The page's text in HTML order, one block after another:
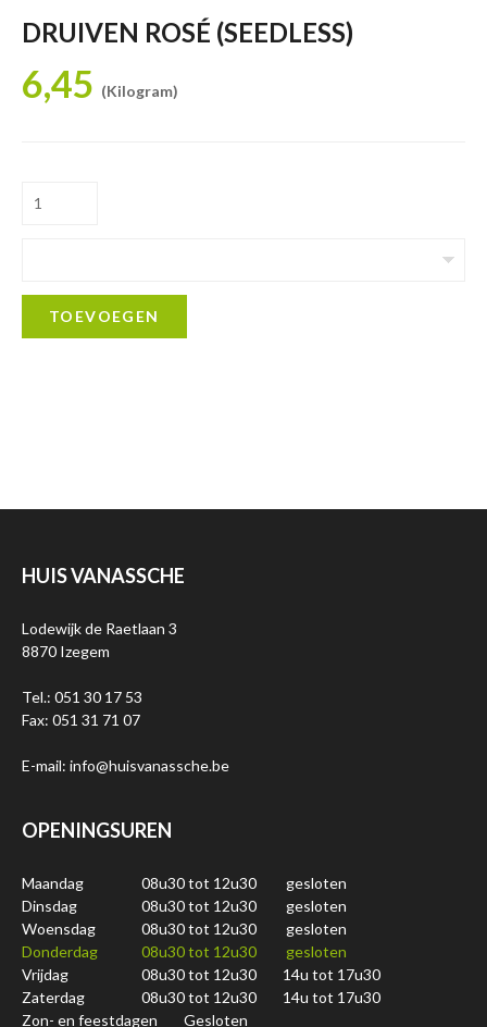
DRUIVEN ROSÉ (SEEDLESS)
6,45 (Kilogram)
TOEVOEGEN
HUIS VANASSCHE
Lodewijk de Raetlaan 3
8870 Izegem
Tel.: 051 30 17 53
Fax: 051 31 71 07
E-mail: info@huisvanassche.be
OPENINGSUREN
Maandag 08u30 tot 12u30
gesloten
Dinsdag
08u30 tot 12u30
gesloten
Woensdag
08u30 tot 12u30
gesloten
Donderdag
08u30 tot 12u30
gesloten
Vrijdag
08u30 tot 12u30
14u tot 17u30
Zaterdag
08u30 tot 12u30
14u tot 17u30
Zon- en feestdagen
Gesloten